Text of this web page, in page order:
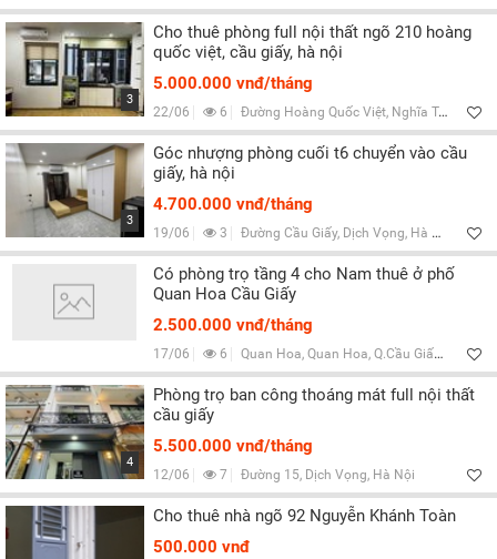
3
Cho thuê phòng full nội thất ngõ 210 hoàng
quốc việt, cầu giấy, hà nội
5.000.000 vnđ/tháng
22/06 6 Đường Hoàng Quốc Việt, Nghĩa Tân, Hà Nội
3
Góc nhượng phòng cuối t6 chuyển vào cầu
giấy, hà nội
4.700.000 vnđ/tháng
19/06 3 Đường Cầu Giấy, Dịch Vọng, Hà Nội
Có phòng trọ tầng 4 cho Nam thuê ở phố
Quan Hoa Cầu Giấy
2.500.000 vnđ/tháng
17/06 6 Quan Hoa, Quan Hoa, Q.Cầu Giấy, Hà Nội
4
Phòng trọ ban công thoáng mát full nội thất
cầu giấy
5.500.000 vnđ/tháng
12/06 7 Đường 15, Dịch Vọng, Hà Nội
Cho thuê nhà ngõ 92 Nguyễn Khánh Toàn
500.000 vnđ